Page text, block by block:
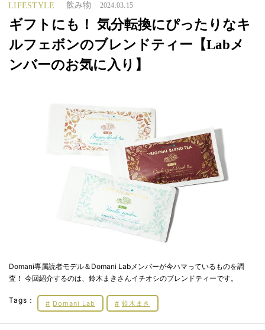
LIFESTYLE 飲み物 2024.03.15
ギフトにも！ 気分転換にぴったりなキ
ルフェボンのブレンドティー【Labメ
ンバーのお気に入り】
Domani専属読者モデル＆Domani Labメンバーが今ハマっているものを調
査！ 今回紹介するのは、鈴木まきさんイチオシのブレンドティーです。
Tags： Domani Lab 鈴木まき